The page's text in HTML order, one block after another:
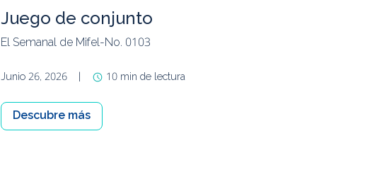
Juego de conjunto
El Semanal de Mifel-No. 0103
Junio 26, 2026 | 10 min de lectura
Descubre más